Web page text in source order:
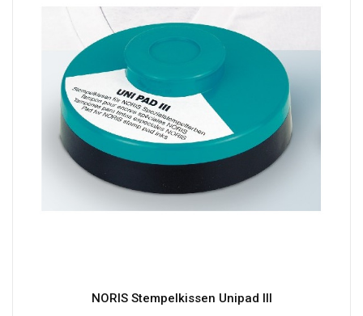
NORIS Stempelkissen Unipad III